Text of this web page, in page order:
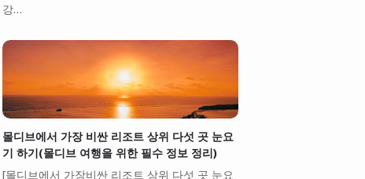
강…
몰디브에서 가장 비싼 리조트 상위 다섯 곳 눈요
기 하기(몰디브 여행을 위한 필수 정보 정리)
[몰디브에서 가장비싼 리조트 상위 다섯 곳 눈요